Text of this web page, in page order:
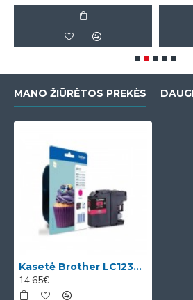
MANO ŽIŪRĖTOS PREKĖS
Kasetė Brother LC123M OEM
14.65€